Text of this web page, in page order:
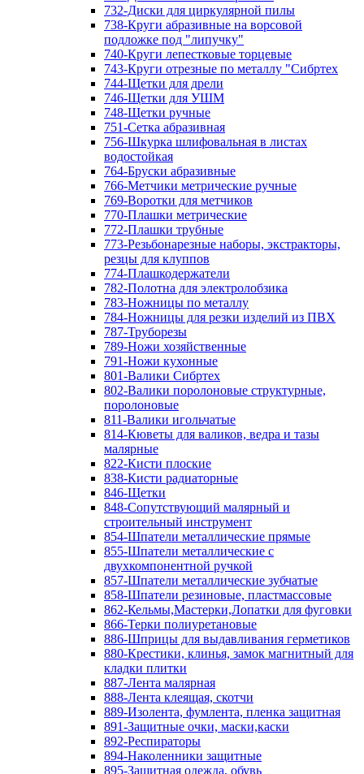
732-Диски для циркулярной пилы
738-Круги абразивные на ворсовой
подложке под "липучку"
740-Круги лепестковые торцевые
743-Круги отрезные по металлу "Сибртех
744-Щетки для дрели
746-Щетки для УШМ
748-Щетки ручные
751-Сетка абразивная
756-Шкурка шлифовальная в листах
водостойкая
764-Бруски абразивные
766-Метчики метрические ручные
769-Воротки для метчиков
770-Плашки метрические
772-Плашки трубные
773-Резьбонарезные наборы, экстракторы,
резцы для клуппов
774-Плашкодержатели
782-Полотна для электролобзика
783-Ножницы по металлу
784-Ножницы для резки изделий из ПВХ
787-Труборезы
789-Ножи хозяйственные
791-Ножи кухонные
801-Валики Сибртех
802-Валики поролоновые структурные,
поролоновые
811-Валики игольчатые
814-Кюветы для валиков, ведра и тазы
малярные
822-Кисти плоские
838-Кисти радиаторные
846-Щетки
848-Сопутствующий малярный и
строительный инструмент
854-Шпатели металлические прямые
855-Шпатели металлические с
двухкомпонентной ручкой
857-Шпатели металлические зубчатые
858-Шпатели резиновые, пластмассовые
862-Кельмы,Мастерки,Лопатки для фуговки
866-Терки полиуретановые
886-Шприцы для выдавливания герметиков
880-Крестики, клинья, замок магнитный для
кладки плитки
887-Лента малярная
888-Лента клеящая, скотчи
889-Изолента, фумлента, пленка защитная
891-Защитные очки, маски,каски
892-Респираторы
894-Наколенники защитные
895-Защитная одежда, обувь